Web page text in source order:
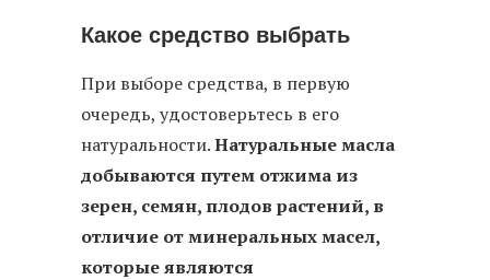
Какое средство выбрать
При выборе средства, в первую
очередь, удостоверьтесь в его
натуральности.Натуральные масла
добываются путем отжима из
зерен, семян, плодов растений, в
отличие от минеральных масел,
которые являются